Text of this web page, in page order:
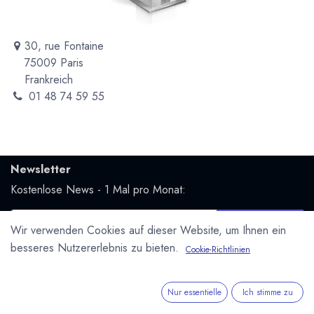
30, rue Fontaine
75009 Paris
Frankreich
01 48 74 59 55
Newsletter
Kostenlose News - 1 Mal pro Monat:
Abonnieren
Geschützt durch reCAPTCHA,Datenschutzerklärung&
Wir verwenden Cookies auf dieser Website, um Ihnen ein
besseres Nutzererlebnis zu bieten.
Cookie-Richtlinien
Nur essentielle Ich stimme zu